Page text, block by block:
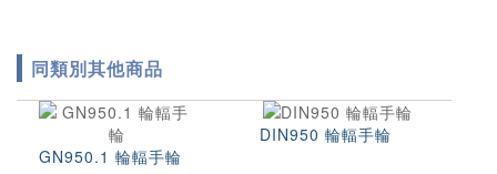
同類別其他商品
GN950.1 輪輻手輪
DIN950 輪輻手輪